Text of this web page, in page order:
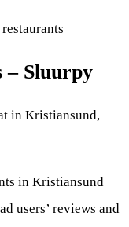
– Sluurpy
in Kristiansund,
in Kristiansund
users’ reviews and